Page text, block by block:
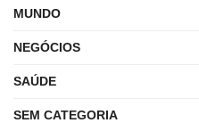
MUNDO
NEGÓCIOS
SAÚDE
SEM CATEGORIA